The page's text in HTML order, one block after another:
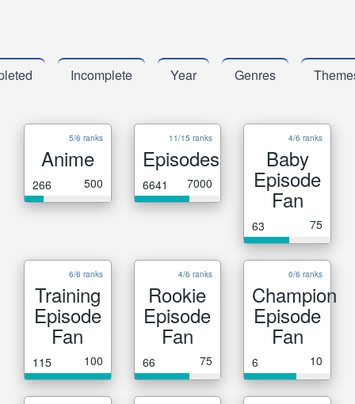
Incomplete Year Genres
5/6 ranks
Anime
266 500
11/15 ranks
Episodes
6641 7000
4/6 ranks
Baby
Episode
Fan
63 75
6/6 ranks
Training
Episode
Fan
115 100
4/6 ranks
Rookie
Episode
Fan
66 75
0/6 ranks
Champion
Episode
Fan
6 10